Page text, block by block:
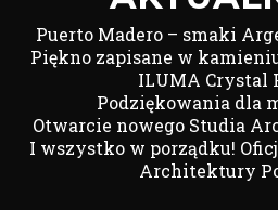
Puerto Madero – smaki
Piękno zapisane w
ILUMA Crystal
Podziękowania dla
Otwarcie nowego Studia
I wszystko w porządku!
Architektury